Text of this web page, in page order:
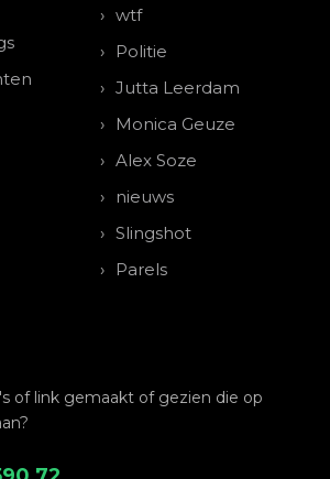
wtf
Politie
Jutta Leerdam
Monica Geuze
Alex Soze
nieuws
Slingshot
Parels
of link gemaakt of gezien die op